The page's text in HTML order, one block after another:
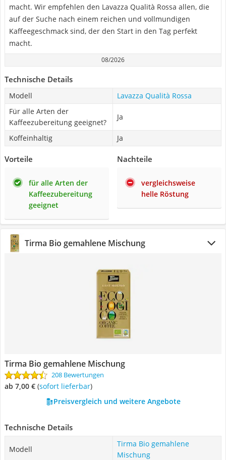
macht. Wir empfehlen den Lavazza Qualità Rossa allen, die
auf der Suche nach einem reichen und vollmundigen
Kaffeegeschmack sind, der den Start in den Tag perfekt
macht.
08/2026
Technische Details
Modell
Lavazza Qualità Rossa
Für alle Arten der
Kaffeezubereitung geeignet?
Ja
Koffeinhaltig Ja
Vorteile
für alle Arten der
Kaffeezubereitung
geeignet
Nachteile
vergleichsweise
helle Röstung
Tirma Bio gemahlene Mischung
Tirma Bio gemahlene Mischung
208 Bewertungen
ab 7,00 € ( Sofort lieferbar)
Preisvergleich und weitere Angebote
Technische Details
Modell
Tirma Bio gemahlene
Mischung